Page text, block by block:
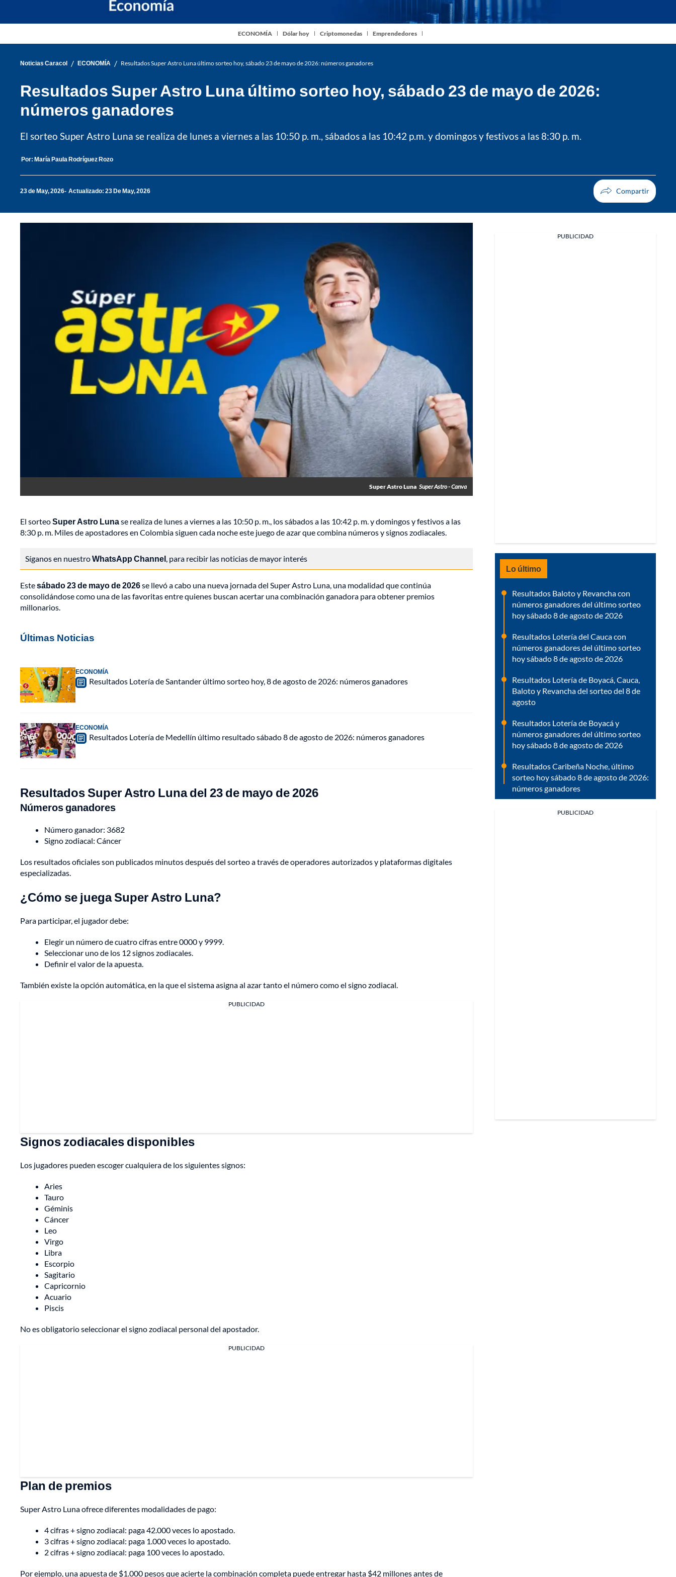
ECONOMÍA Dólar hoy Criptomonedas Emprendedores
Noticias Caracol / ECONOMÍA / Resultados Super Astro Luna último sorteo hoy, sábado 23 de mayo de 2026: números ganadores
Resultados Super Astro Luna último sorteo hoy, sábado 23 de mayo de 2026:
números ganadores
El sorteo Super Astro Luna se realiza de lunes a viernes a las 10:50 p. m., sábados a las 10:42 p.m. y domingos y festivos a las 8:30 p. m.
Por: María Paula Rodríguez Rozo
23 de May, 2026 Actualizado: 23 De May, 2026
Super Astro Luna Super Astro - Canva
El sorteoSuper Astro Lunase realiza de lunes a viernes a las 10:50 p. m., los sábados a las 10:42 p. m. y domingos y festivos a las
8:30 p. m. Miles de apostadores en Colombia siguen cada noche este juego de azar que combina números y signos zodiacales.
Síganos en nuestroWhatsApp Channel, para recibir las noticias de mayor interés
Estesábado 23 de mayo de 2026se llevó a cabo una nueva jornada del Super Astro Luna, una modalidad que continúa
consolidándose como una de las favoritas entre quienes buscan acertar una combinación ganadora para obtener premios
millonarios.
Últimas Noticias
ECONOMÍA
Resultados Lotería de Santander último sorteo hoy, 8 de agosto de 2026: números ganadores
ECONOMÍA
Resultados Lotería de Medellín último resultado sábado 8 de agosto de 2026: números ganadores
Resultados Super Astro Luna del 23 de mayo de 2026
Números ganadores
Número ganador: 3682
Signo zodiacal: Cáncer
Los resultados oficiales son publicados minutos después del sorteo a través de operadores autorizados y plataformas digitales
especializadas.
¿Cómo se juega Super Astro Luna?
Para participar, el jugador debe:
Elegir un número de cuatro cifras entre 0000 y 9999.
Seleccionar uno de los 12 signos zodiacales.
Definir el valor de la apuesta.
También existe la opción automática, en la que el sistema asigna al azar tanto el número como el signo zodiacal.
PUBLICIDAD
Signos zodiacales disponibles
Los jugadores pueden escoger cualquiera de los siguientes signos:
Aries
Tauro
Géminis
Cáncer
Leo
Virgo
Libra
Escorpio
Sagitario
Capricornio
Acuario
Piscis
No es obligatorio seleccionar el signo zodiacal personal del apostador.
PUBLICIDAD
Plan de premios
Super Astro Luna ofrece diferentes modalidades de pago:
4 cifras + signo zodiacal: paga 42.000 veces lo apostado.
3 cifras + signo zodiacal: paga 1.000 veces lo apostado.
2 cifras + signo zodiacal: paga 100 veces lo apostado.
Por ejemplo, una apuesta de $1.000 pesos que acierte la combinación completa puede entregar hasta $42 millones antes de
PUBLICIDAD
Lo último
Resultados Baloto y Revancha con
números ganadores del último sorteo
hoy sábado 8 de agosto de 2026
Resultados Lotería del Cauca con
números ganadores del último sorteo
hoy sábado 8 de agosto de 2026
Resultados Lotería de Boyacá, Cauca,
Baloto y Revancha del sorteo del 8 de
agosto
Resultados Lotería de Boyacá y
números ganadores del último sorteo
hoy sábado 8 de agosto de 2026
Resultados Caribeña Noche, último
sorteo hoy sábado 8 de agosto de 2026:
números ganadores
PUBLICIDAD